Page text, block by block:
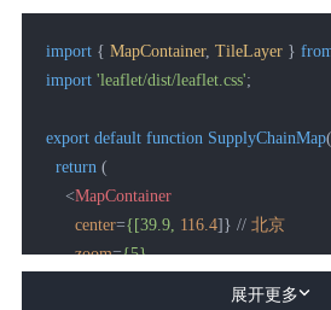
import { MapContainer, TileLayer }
import 'leaflet/dist/leaflet.css';
export default function SupplyChainMap(
return (
<MapContainer
center={[39.9, 116.4]} // 北京
zoom={5}
width:
展开更多